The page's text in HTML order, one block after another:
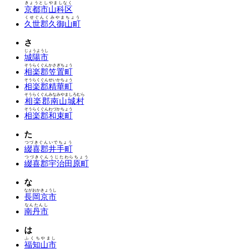
京都市山科区
きょうとしやましなく
久世郡久御山町
くせぐんくみやまちょう
さ
城陽市
じょうようし
相楽郡笠置町
そうらくぐんかさぎちょう
相楽郡精華町
そうらくぐんせいかちょう
相楽郡南山城村
そうらくぐんみなみやましろむら
相楽郡和束町
そうらくぐんわづかちょう
た
綴喜郡井手町
つづきぐんいでちょう
綴喜郡宇治田原町
つづきぐんうじたわらちょう
な
長岡京市
ながおかきょうし
南丹市
なんたんし
は
福知山市
ふくちやまし